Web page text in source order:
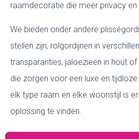
raamdecoratie die meer privacy en
We bieden onder andere
stellen zijn, rolgordijnen in
transparanties, jaloezieën in hout
die zorgen voor een luxe en
elk type raam en elke woonstijl is
oplossing te vinden.